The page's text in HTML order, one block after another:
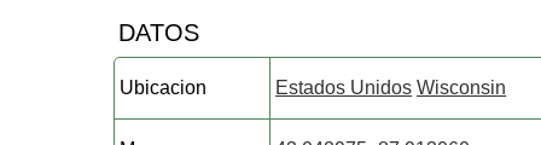
DATOS
Ubicacion Estados Unidos Wisconsin